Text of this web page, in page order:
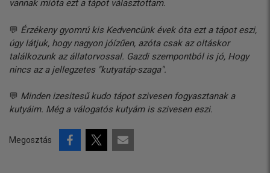
vannak mióta ezt a tápot választottam.
💬 Érzékeny gyomrú kis Kedvencünk évek óta ezt a tápot eszi,
úgy látjuk, hogy nagyon jóízűen, azóta csak az oltáskor
találkozunk az állatorvossal. Gazdi szempontból is jó, Hogy
nincs az a jellegzetes "kutyatáp-szaga".
💬 Minden izesitesű kudo tápot szivesen fogyasztanak a
kutyáim. Még a válogatós kutyám is szivesen eszi.
Megosztás